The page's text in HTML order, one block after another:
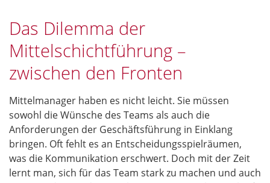
Das Dilemma der
Mittelschichtführung –
zwischen den Fronten
Mittelmanager haben es nicht leicht. Sie müssen
sowohl die Wünsche des Teams als auch die
Anforderungen der Geschäftsführung in Einklang
bringen. Oft fehlt es an Entscheidungsspielräumen,
was die Kommunikation erschwert. Doch mit der Zeit
lernt man, sich für das Team stark zu machen und auch